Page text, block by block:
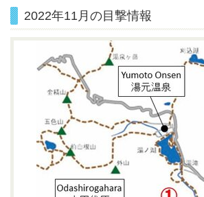
2022年11月の目撃情報